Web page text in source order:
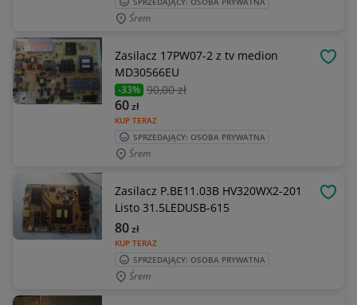
Śrem
Zasilacz 17PW07-2 z tv medion
MD30566EU
-33% 90,00 zł
KUP TERAZ
60zł
SPRZEDAJĄCY: OSOBA PRYWATNA
Śrem
Zasilacz P.BE11.03B HV320WX2-201
Listo 31.5LEDUSB-615
KUP TERAZ
80zł
SPRZEDAJĄCY: OSOBA PRYWATNA
Śrem